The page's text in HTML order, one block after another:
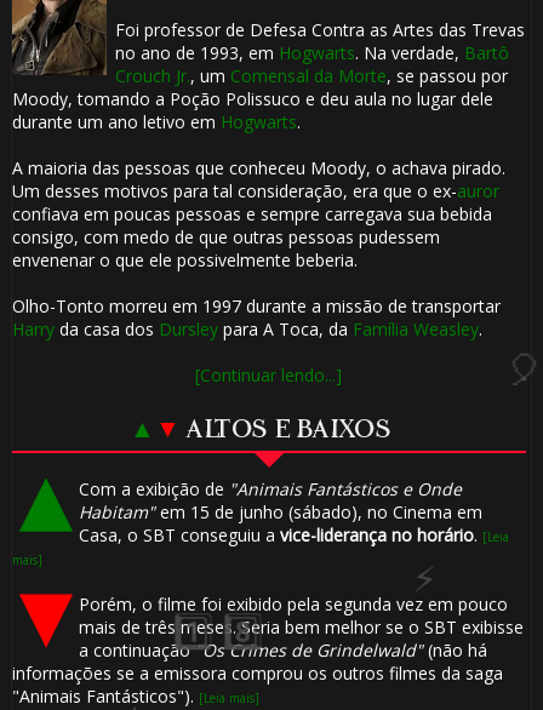
Foi professor de Defesa Contra as Artes das Trevas
no ano de 1993, em Hogwarts. Na verdade, Bartô
Crouch Jr., um Comensal da Morte, se passou por
Moody, tomando a Poção Polissuco e deu aula no lugar dele
durante um ano letivo em Hogwarts.
A maioria das pessoas que conheceu Moody, o achava pirado.
Um desses motivos para tal consideração, era que o ex-auror
confiava em poucas pessoas e sempre carregava sua bebida
consigo, com medo de que outras pessoas pudessem
envenenar o que ele possivelmente beberia.
Olho-Tonto morreu em 1997 durante a missão de transportar
Harryda casa dos Dursleypara A Toca, da Família Weasley.
[Continuar lendo...]
▲ ▼ ALTOS E BAIXOS
Com a exibição de "Animais Fantásticos e Onde
Habitam"em 15 de junho (sábado), no Cinema em
Casa, o SBT conseguiu a vice-liderança no horário. [Leia
mais]
Porém, o filme foi exibido pela segunda vez em pouco
mais de três meses. Seria bem melhor se o SBT exibisse
a continuação"Os Crimes de Grindelwald"(não há
informações se a emissora comprou os outros filmes da saga
"Animais Fantásticos"). [Leia mais]
🎂
⚡
🎈
8️⃣
🎈